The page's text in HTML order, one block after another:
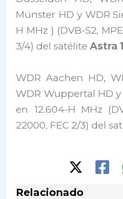
Münster HD y WDR
H MHz ) (DVB-S2,
3/4) del satéliteAstra
WDR Aachen HD,
WDR Wuppertal HD
en 12.604-H MHz
22000, FEC 2/3) del
Relacionado